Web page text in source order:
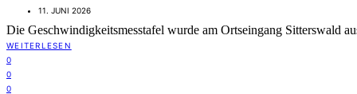
11. JUNI 2026
Die Geschwindigkeitsmesstafel wurde am Ortseingang Sitterswald
WEITERLESEN
0
0
0